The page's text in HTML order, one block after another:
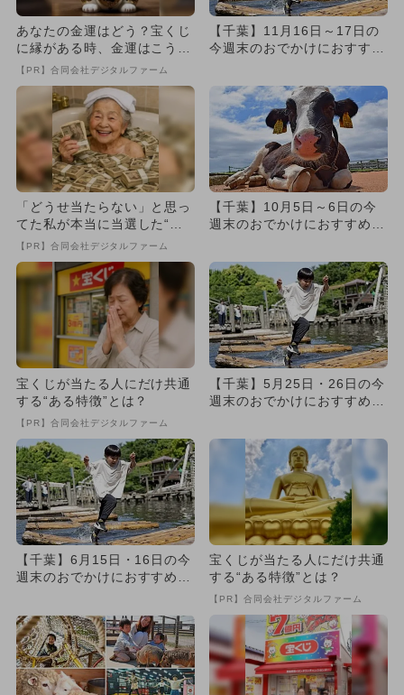
あなたの金運はどう？宝くじ
に縁がある時、金運はこう変
わる
【PR】合同会社デジタルファーム
【千葉】11月16日～17日の
今週末のおでかけにおすす
「どうせ当たらない」と思っ
てた私が本当に当選した“買
い方”がこれ
【PR】合同会社デジタルファーム
【千葉】10月5日～6日の今
週末のおでかけにおすすめ！
宝くじが当たる人にだけ共通
する“ある特徴”とは？
【PR】合同会社デジタルファーム
【千葉】5月25日・26日の今
週末のおでかけにおすすめ！
【千葉】6月15日・16日の今
週末のおでかけにおすすめ！
宝くじが当たる人にだけ共通
する“ある特徴”とは？
【PR】合同会社デジタルファーム